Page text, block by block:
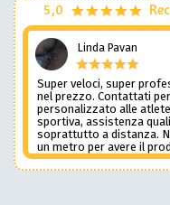
5,0
Linda Pavan
Super veloci, super
nel prezzo. Contattati
personalizzato alle
sportiva, assistenza
soprattutto a distanza.
un metro per avere il
Una assistenza del
preziosa. Credo li